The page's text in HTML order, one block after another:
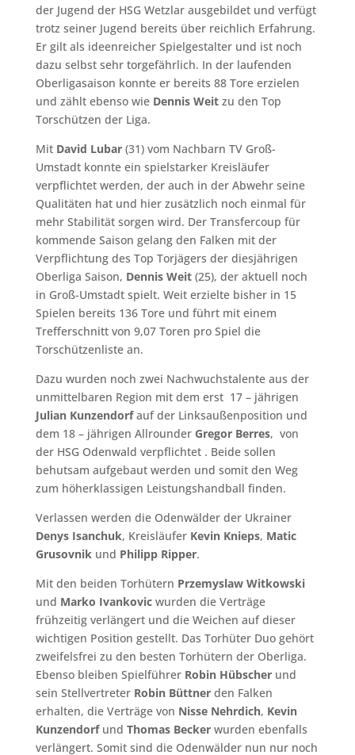
der Jugend der HSG Wetzlar ausgebildet und verfügt
trotz seiner Jugend bereits über reichlich Erfahrung.
Er gilt als ideenreicher Spielgestalter und ist noch
dazu selbst sehr torgefährlich. In der laufenden
Oberligasaison konnte er bereits 88 Tore erzielen
und zählt ebenso wie Dennis Weitzu den Top
Torschützen der Liga.
Mit David Lubar(31) vom Nachbarn TV Groß-
Umstadt konnte ein spielstarker Kreisläufer
verpflichtet werden, der auch in der Abwehr seine
Qualitäten hat und hier zusätzlich noch einmal für
mehr Stabilität sorgen wird. Der Transfercoup für
kommende Saison gelang den Falken mit der
Verpflichtung des Top Torjägers der diesjährigen
Oberliga Saison, Dennis Weit(25), der aktuell noch
in Groß-Umstadt spielt. Weit erzielte bisher in 15
Spielen bereits 136 Tore und führt mit einem
Trefferschnitt von 9,07 Toren pro Spiel die
Torschützenliste an.
Dazu wurden noch zwei Nachwuchstalente aus der
unmittelbaren Region mit dem erst 17 – jährigen
Julian Kunzendorfauf der Linksaußenposition und
dem 18 – jährigen Allrounder Gregor Berres, von
der HSG Odenwald verpflichtet . Beide sollen
behutsam aufgebaut werden und somit den Weg
zum höherklassigen Leistungshandball finden.
Verlassen werden die Odenwälder der Ukrainer
Denys Isanchuk, Kreisläufer Kevin Knieps, Matic
Grusovnikund Philipp Ripper.
Mit den beiden Torhütern Przemyslaw Witkowski
und Marko Ivankovicwurden die Verträge
frühzeitig verlängert und die Weichen auf dieser
wichtigen Position gestellt. Das Torhüter Duo gehört
zweifelsfrei zu den besten Torhütern der Oberliga.
Ebenso bleiben Spielführer Robin Hübscherund
sein Stellvertreter Robin Büttnerden Falken
erhalten, die Verträge von Nisse Nehrdich, Kevin
Kunzendorfund Thomas Beckerwurden ebenfalls
verlängert. Somit sind die Odenwälder nun nur noch